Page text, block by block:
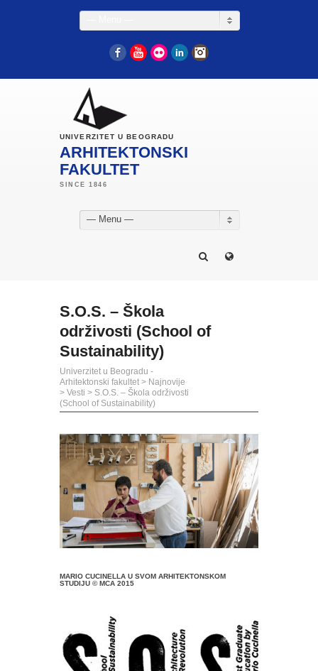
FacebookYouTube
Flickr LinkedIn
UNIVERZITET U BEOGRADU
ARHITEKTONSKI
FAKULTET
— Menu —
S.O.S. – Škola
održivosti (School of
Sustainability)
Univerzitet u Beogradu -
Arhitektonski fakultet > Najnovije
> Vesti > S.O.S. – Škola održivosti
(School of Sustainability)
MARIO CUCINELLA U SVOM ARHITEKTONSKOM
STUDIJU © MCA 2015